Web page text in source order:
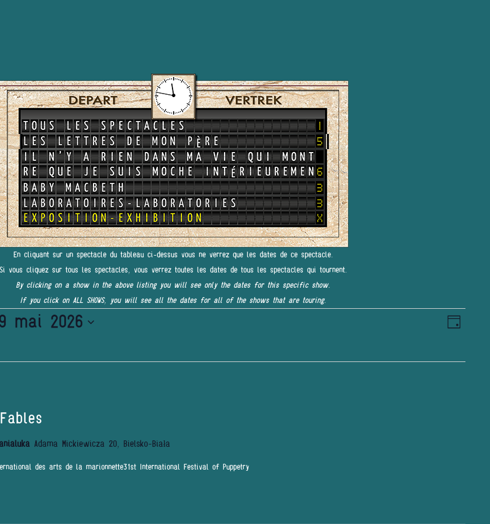
En cliquant sur un spectacle du tableau ci-dessus vous ne verrez que les dates de ce spectacle.
Si vous cliquez sur tous les spectacles, vous verrez toutes les dates de tous les spectacles qui tournent.
By clicking on a show in the above listing you will see only the dates for this specific show.
If you click on ALL SHOWS, you will see all the dates for all of the shows that are touring.
de
Jour
mai 2026
Adama Mickiewicza 20, Bielsko-Biała
des arts de la marionnette31st International Festival of Puppetry